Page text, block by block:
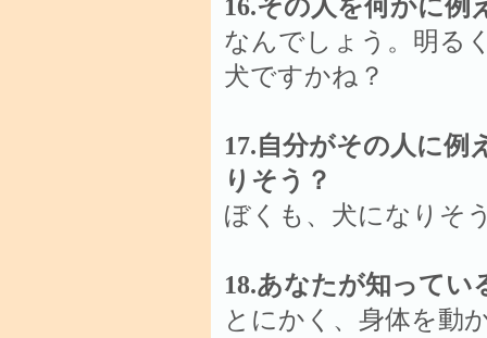
16.その人を何かに例
なんでしょう。明る
犬ですかね？
17.自分がその人に
りそう？
ぼくも、犬になり
18.あなたが知ってい
とにかく、身体を動